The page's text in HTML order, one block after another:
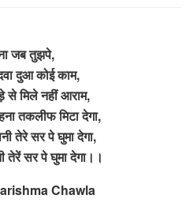
जब तुझपे,
दुआ कोई काम,
से मिले नहीं आराम,
तकलीफ मिटा देगा,
तेरे सर पे घुमा देगा,
तेरें सर पे घुमा देगा।।
Chawla